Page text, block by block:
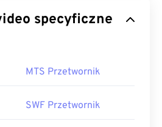
video specyficzne
MTS Przetwornik
SWF Przetwornik